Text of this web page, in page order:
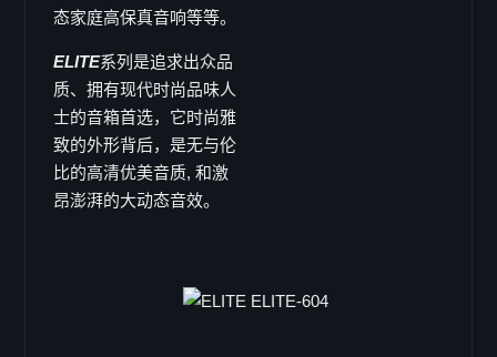
态家庭高保真音响等等。
ELITE系列是追求出众品
质、拥有现代时尚品味人
士的音箱首选，它时尚雅
致的外形背后，是无与伦
比的高清优美音质, 和激
昂澎湃的大动态音效。